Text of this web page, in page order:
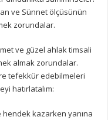
ve Sünnet ölçüsünün
zorundalar.
ve güzel ahlak timsali
almak zorundalar.
tefekkür edebilmeleri
hatırlatalım:
hendek kazarken yanına